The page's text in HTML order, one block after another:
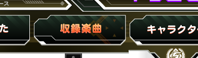
FLOOR
収録楽曲 キャラ紹介